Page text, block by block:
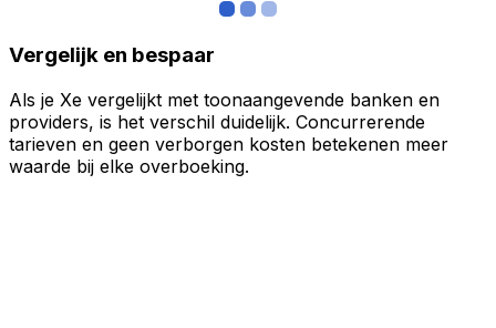
Vergelijk en bespaar
Als je Xe vergelijkt met toonaangevende banken en
providers, is het verschil duidelijk. Concurrerende
tarieven en geen verborgen kosten betekenen meer
waarde bij elke overboeking.